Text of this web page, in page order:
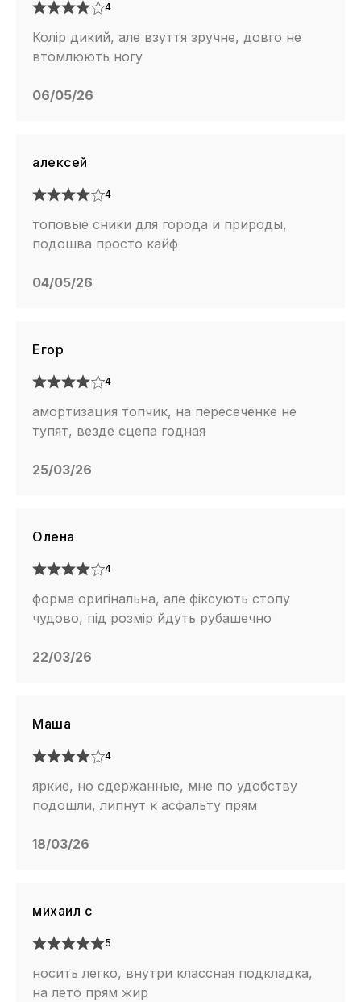
4
Колір дикий, але взуття зручне, довго не
втомлюють ногу
06/05/26
алексей
4
топовые сники для города и природы,
подошва просто кайф
04/05/26
Егор
4
амортизация топчик, на пересечёнке не
тупят, везде сцепа годная
25/03/26
Олена
4
форма оригінальна, але фіксують стопу
чудово, під розмір йдуть рубашечно
22/03/26
Маша
4
яркие, но сдержанные, мне по удобству
подошли, липнут к асфальту прям
18/03/26
михаил с
5
носить легко, внутри классная подкладка,
на лето прям жир